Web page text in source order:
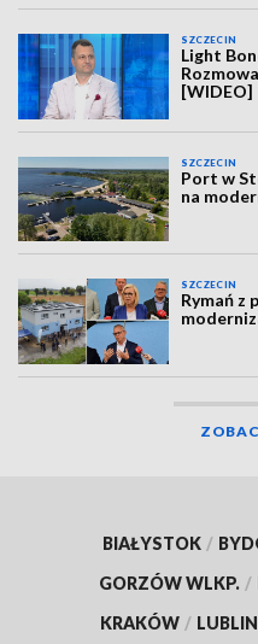
SZCZECIN
Light
[WIDEO]
SZCZECIN
Port w
na
SZCZECIN
Rymań z
BIAŁYSTOK /
GORZÓW WLKP. /
KRAKÓW / LUBLIN